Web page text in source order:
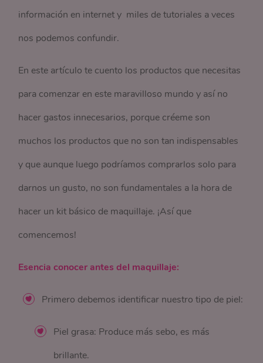
información en internet y miles de tutoriales a veces
nos podemos confundir.
En este artículo te cuento los productos que necesitas
para comenzar en este maravilloso mundo y así no
hacer gastos innecesarios, porque créeme son
muchos los productos que no son tan indispensables
y que aunque luego podríamos comprarlos solo para
darnos un gusto, no son fundamentales a la hora de
hacer un kit básico de maquillaje. ¡Así que
comencemos!
Esencia conocer antes del maquillaje:
Primero debemos identificar nuestro tipo de piel:
Piel grasa: Produce más sebo, es más
brillante.